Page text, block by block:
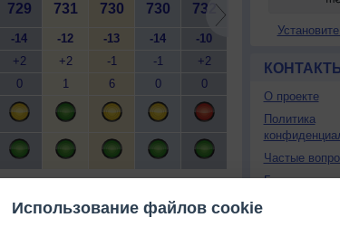
729
-14
+2
0
731
-12
+2
1
730
-13
-1
6
730
-14
-1
0
732
-10
+2
0
-12
-2
О проекте
Политика
Частые
Гостевая
Использование файлов cookie